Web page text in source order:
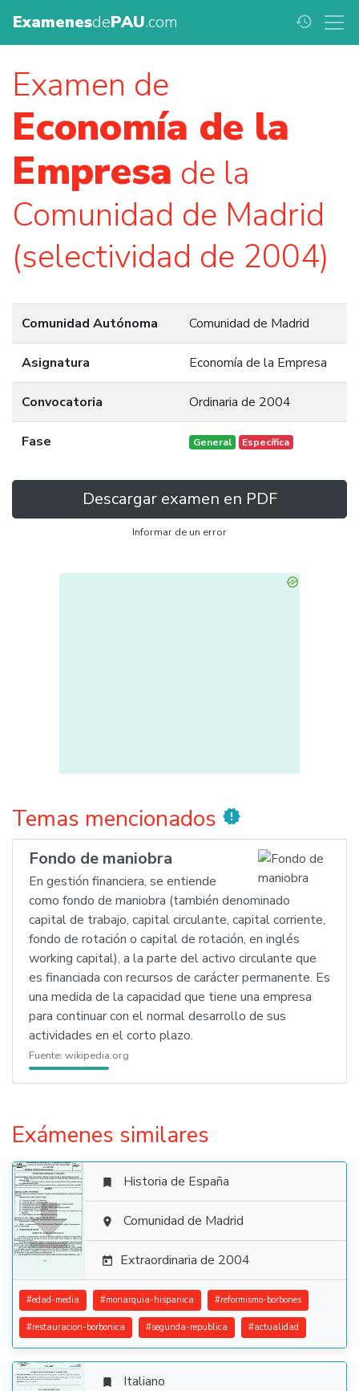
ExamenesdePAU.com history
Examen de
Economía de la
Empresa de la
Comunidad de Madrid
(selectividad de 2004)
Comunidad Autónoma Comunidad de Madrid
Asignatura Economía de la Empresa
Convocatoria Ordinaria de 2004
Fase General Específica
Descargar examen en PDF
Informar de un error
Temas mencionados new_releases
Fondo de maniobra
En gestión financiera, se entiende
como fondo de maniobra (también denominado
capital de trabajo, capital circulante, capital corriente,
fondo de rotación o capital de rotación, en inglés
working capital), a la parte del activo circulante que
es financiada con recursos de carácter permanente. Es
una medida de la capacidad que tiene una empresa
para continuar con el normal desarrollo de sus
actividades en el corto plazo.
Fuente: wikipedia.org
Exámenes similares

 Historia de España
 Comunidad de Madrid
 Extraordinaria de 2004
#edad-media #monarquia-hispanica #reformismo-borbones
#restauracion-borbonica #segunda-republica #actualidad
 Italiano